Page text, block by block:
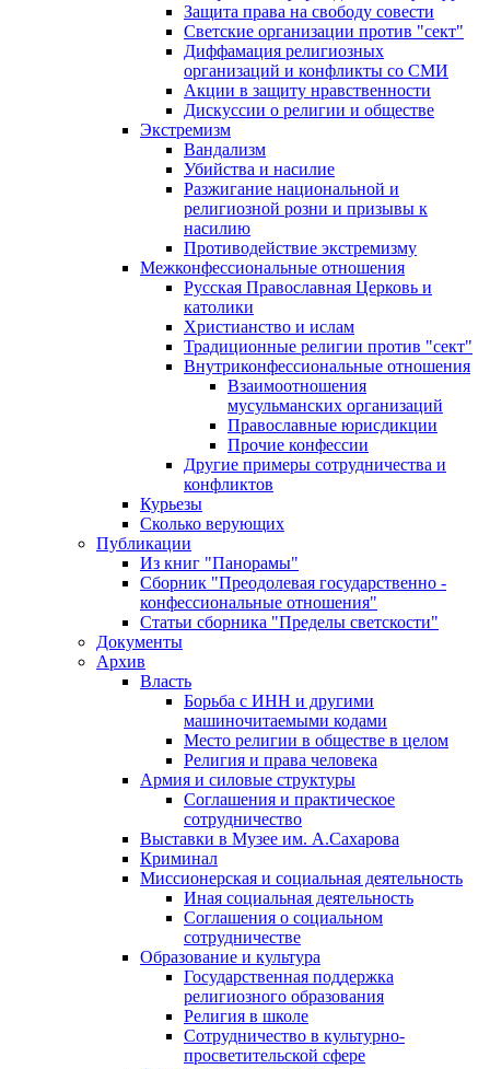
Защита права на свободу совести
Светские организации против "сект"
Диффамация религиозных
организаций и конфликты со СМИ
Акции в защиту нравственности
Дискуссии о религии и обществе
Экстремизм
Вандализм
Убийства и насилие
Разжигание национальной и
религиозной розни и призывы к
насилию
Противодействие экстремизму
Межконфессиональные отношения
Русская Православная Церковь и
католики
Христианство и ислам
Традиционные религии против "сект"
Внутриконфессиональные отношения
Взаимоотношения
мусульманских организаций
Православные юрисдикции
Прочие конфессии
Другие примеры сотрудничества и
конфликтов
Курьезы
Сколько верующих
Публикации
Из книг "Панорамы"
Сборник "Преодолевая государственно -
конфессиональные отношения"
Статьи сборника "Пределы светскости"
Документы
Архив
Власть
Борьба с ИНН и другими
машиночитаемыми кодами
Место религии в обществе в целом
Религия и права человека
Армия и силовые структуры
Соглашения и практическое
сотрудничество
Выставки в Музее им. А.Сахарова
Криминал
Миссионерская и социальная деятельность
Иная социальная деятельность
Соглашения о социальном
сотрудничестве
Образование и культура
Государственная поддержка
религиозного образования
Религия в школе
Сотрудничество в культурно-
просветительской сфере